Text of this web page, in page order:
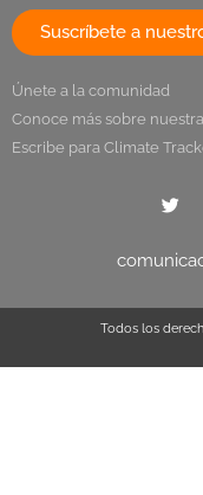
Suscríbete a
Únete a la comunidad
Conoce más sobre
Escribe para Climate
Todos los